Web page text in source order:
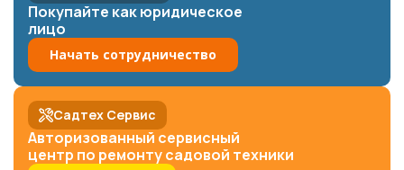
Покупайте как юридическое
лицо
Начать сотрудничество
Садтех Сервис
Авторизованный сервисный
центр по ремонту садовой техники